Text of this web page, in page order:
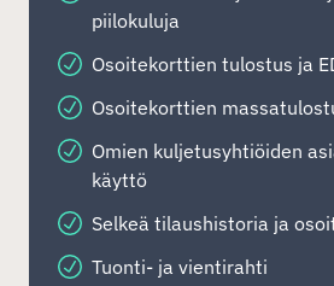
piilokuluja
Osoitekorttien tulostus ja
Osoitekorttien
Omien kuljetusyhtiöiden
käyttö
Selkeä tilaushistoria ja
Tuonti- ja vientirahti